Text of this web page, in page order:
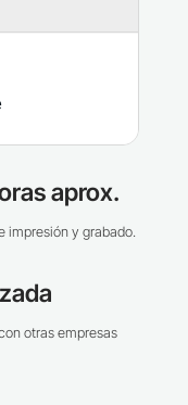
aprox.
impresión y grabado.
otras empresas